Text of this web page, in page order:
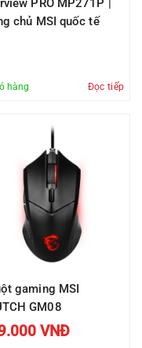
PRO MP271P |
chủ MSI quốc tế
hàng Đọc tiếp
gaming MSI
GM08
VNĐ